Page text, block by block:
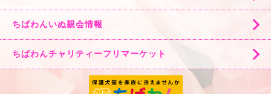
ちばわんいぬ親会情報
ちばわんチャリティーフリマーケット